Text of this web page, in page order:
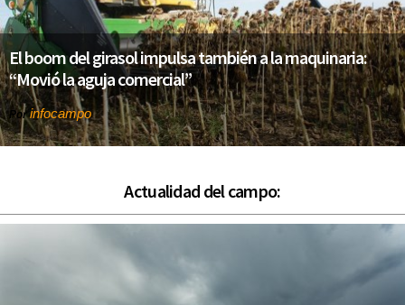
El boom del girasol impulsa también a la maquinaria:
“Movió la aguja comercial”
Porinfocampo
Actualidad del campo: